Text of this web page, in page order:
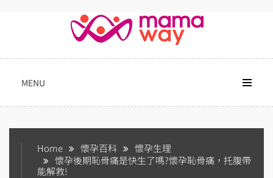
MENU
Home 懷孕百科
懷孕生理
懷孕後期恥骨痛是快生了嗎?懷孕恥骨痛，托腹帶
能解救!